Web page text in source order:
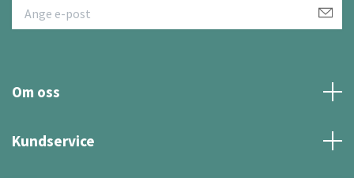
Om oss
Kundservice